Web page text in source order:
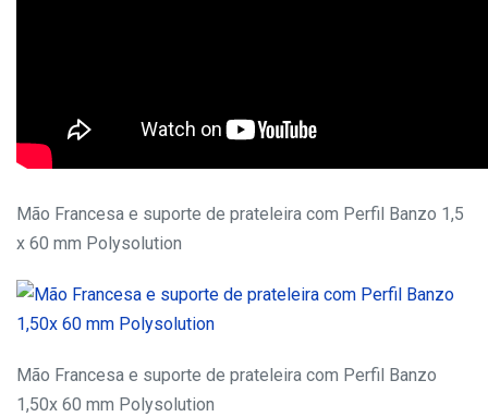
Mão Francesa e suporte de prateleira com Perfil Banzo 1,5
x 60 mm Polysolution
Mão Francesa e suporte de prateleira com Perfil Banzo
1,50x 60 mm Polysolution